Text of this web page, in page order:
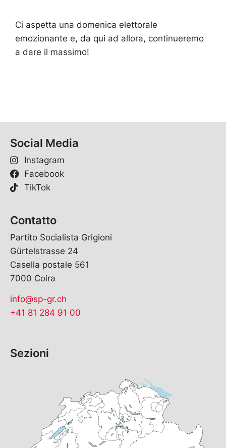
a
i
l
-
Ci aspetta una domenica elettorale
emozionante e, da qui ad allora, continueremo
a dare il massimo!
Social Media
Instagram
Facebook
TikTok
Contatto
Partito Socialista Grigioni
Gürtelstrasse 24
Casella postale 561
7000 Coira
info@sp-gr.ch
+41 81 284 91 00
Sezioni